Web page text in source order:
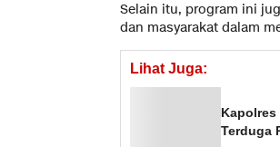
Selain itu, program ini
dan masyarakat dalam
Lihat Juga:
Kapolres
Terduga